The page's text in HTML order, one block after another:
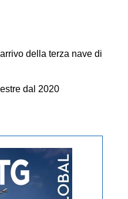
della terza nave di
dal 2020